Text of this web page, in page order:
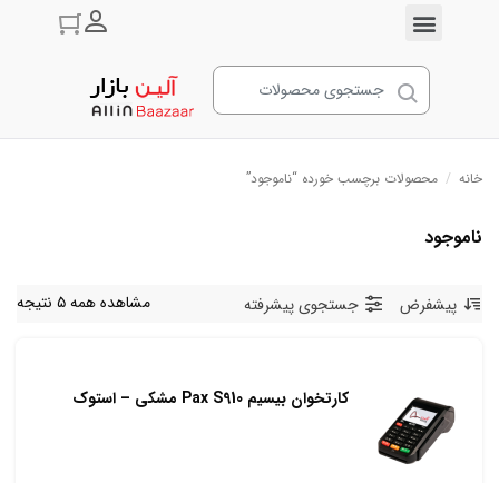
ورود به
خانه / محصولات برچسب خورده “ناموجود”
ناموجود
مشاهده همه ۵ نتیجه پیشفرض جستجوی پیشرفته
کارتخوان بیسیم Pax S910 مشکی – استوک